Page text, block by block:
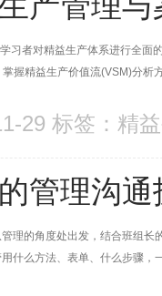
习者对精益生产体系进行全面
握精益生产价值流(VSM)分析
29 标签：精
管理沟通
理的角度处出发，结合班组长
什么方法、表单、什么步骤，